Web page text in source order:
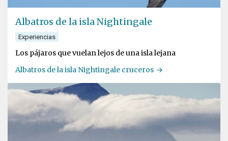
Albatros de la isla Nightingale
Experiencias
Los pájaros que vuelan lejos de una isla lejana
Albatros de la isla Nightingale cruceros